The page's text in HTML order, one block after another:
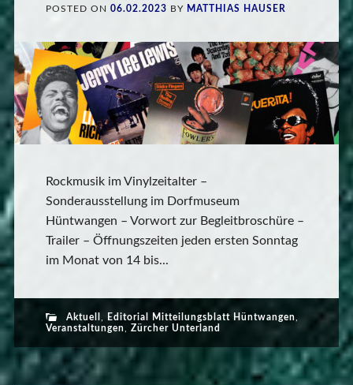
POSTED ON 06.02.2023 BY MATTHIAS HAUSER
Rockmusik im Vinylzeitalter –
Sonderausstellung im Dorfmuseum
Hüntwangen – Vorwort zur Begleitbroschüre –
Trailer – Öffnungszeiten jeden ersten Sonntag
im Monat von 14 bis...
Aktuell , Editorial Mitteilungsblatt Hüntwangen,
Veranstaltungen, Zürcher Unterland